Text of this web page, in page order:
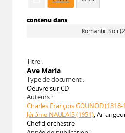
contenu dans
Romantic Soli
Titre :
Ave Maria
Type de document :
Oeuvre sur CD
Auteurs :
Charles François GOUNOD (1818-
Jérôme NAULAIS (1951),
Chef d'orchestre